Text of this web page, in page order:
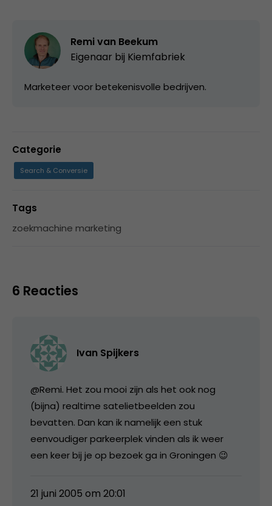
Remi van Beekum
Eigenaar bij Kiemfabriek
Marketeer voor betekenisvolle bedrijven.
Categorie
Search & Conversie
Tags
zoekmachine marketing
6 Reacties
Ivan Spijkers
@Remi. Het zou mooi zijn als het ook nog
(bijna) realtime satelietbeelden zou
bevatten. Dan kan ik namelijk een stuk
eenvoudiger parkeerplek vinden als ik weer
een keer bij je op bezoek ga in Groningen 😉
21 juni 2005 om 20:01